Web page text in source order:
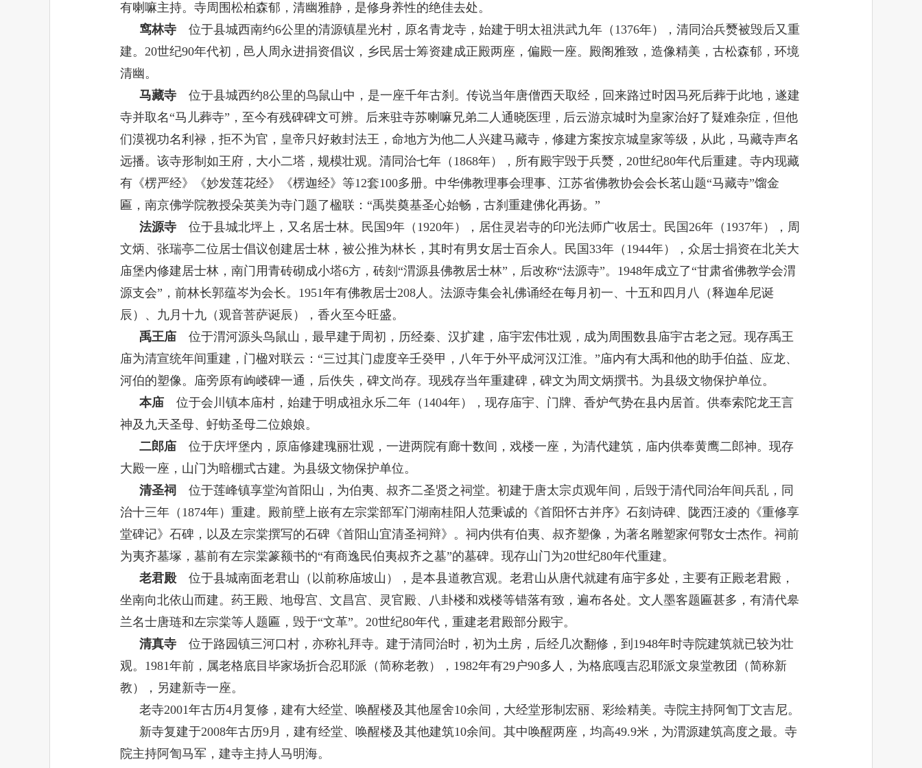
有喇嘛主持。寺周围松柏森郁，清幽雅静，是修身养性的绝佳去处。
窎林寺位于县城西南约6公里的清源镇星光村，原名青龙寺，始建于明太祖洪武九年（ 1376年），清同治兵燹被毁后又重
建。 20世纪90年代初，邑人周永进捐资倡议，乡民居士筹资建成正殿两座，偏殿一座。殿阁雅致，造像精美，古松森郁，环境
清幽。
马藏寺位于县城西约8公里的鸟鼠山中，是一座千年古刹。传说当年唐僧西天取经，回来路过时因马死后葬于此地，遂建
寺并取名“马儿葬寺”，至今有残碑碑文可辨。后来驻寺苏喇嘛兄弟二人通晓医理，后云游京城时为皇家治好了疑难杂症，但他
们漠视功名利禄，拒不为官，皇帝只好敕封法王，命地方为他二人兴建马藏寺，修建方案按京城皇家等级，从此，马藏寺声名
远播。该寺形制如王府，大小二塔，规模壮观。清同治七年（ 1868年），所有殿宇毁于兵燹， 20世纪80年代后重建。寺内现藏
有《楞严经》《妙发莲花经》《楞迦经》等12套100多册。中华佛教理事会理事、江苏省佛教协会会长茗山题“马藏寺”馏金
匾，南京佛学院教授朵英美为寺门题了楹联：“禹奘奠基圣心始畅，古刹重建佛化再扬。”
法源寺位于县城北坪上，又名居士林。民国9年（ 1920年），居住灵岩寺的印光法师广收居士。民国26年（ 1937年），周
文炳、张瑞亭二位居士倡议创建居士林，被公推为林长，其时有男女居士百余人。民国33年（ 1944年），众居士捐资在北关大
庙堡内修建居士林，南门用青砖砌成小塔6方，砖刻“渭源县佛教居士林”，后改称“法源寺”。 1948年成立了“甘肃省佛教学会渭
源支会”，前林长郭蕴岑为会长。 1951年有佛教居士208人。法源寺集会礼佛诵经在每月初一、十五和四月八（释迦牟尼诞
辰）、九月十九（观音菩萨诞辰），香火至今旺盛。
禹王庙位于渭河源头鸟鼠山，最早建于周初，历经秦、汉扩建，庙宇宏伟壮观，成为周围数县庙宇古老之冠。现存禹王
庙为清宣统年间重建，门楹对联云：“三过其门虚度辛壬癸甲，八年于外平成河汉江淮。”庙内有大禹和他的助手伯益、应龙、
河伯的塑像。庙旁原有岣嵝碑一通，后佚失，碑文尚存。现残存当年重建碑，碑文为周文炳撰书。为县级文物保护单位。
本庙位于会川镇本庙村，始建于明成祖永乐二年（ 1404年），现存庙宇、门牌、香炉气势在县内居首。供奉索陀龙王言
神及九天圣母、虸蚄圣母二位娘娘。
二郎庙位于庆坪堡内，原庙修建瑰丽壮观，一进两院有廊十数间，戏楼一座，为清代建筑，庙内供奉黄鹰二郎神。现存
大殿一座，山门为暗棚式古建。为县级文物保护单位。
清圣祠
位于莲峰镇享堂沟首阳山，为伯夷、叔齐二圣贤之祠堂。初建于唐太宗贞观年间，后毁于清代同治年间兵乱，同
治十三年（ 1874年）重建。殿前壁上嵌有左宗棠部军门湖南桂阳人范秉诚的《首阳怀古并序》石刻诗碑、陇西汪凌的《重修享
堂碑记》石碑，以及左宗棠撰写的石碑《首阳山宜清圣祠辩》。祠内供有伯夷、叔齐塑像，为著名雕塑家何鄂女士杰作。祠前
为夷齐墓塚，墓前有左宗棠篆额书的“有商逸民伯夷叔齐之墓”的墓碑。现存山门为20世纪80年代重建。
老君殿位于县城南面老君山（以前称庙坡山），是本县道教宫观。老君山从唐代就建有庙宇多处，主要有正殿老君殿，
坐南向北依山而建。药王殿、地母宫、文昌宫、灵官殿、八卦楼和戏楼等错落有致，遍布各处。文人墨客题匾甚多，有清代皋
兰名士唐琏和左宗棠等人题匾，毁于“文革”。 20世纪80年代，重建老君殿部分殿宇。
清真寺位于路园镇三河口村，亦称礼拜寺。建于清同治时，初为土房，后经几次翻修，到 1948年时寺院建筑就已较为壮
观。 1981年前，属老格底目毕家场折合忍耶派（简称老教）， 1982年有29户90多人，为格底嘎吉忍耶派文泉堂教团（简称新
教），另建新寺一座。
老寺2001年古历4月复修，建有大经堂、唤醒楼及其他屋舍10余间，大经堂形制宏丽、彩绘精美。寺院主持阿訇丁文吉尼。
新寺复建于2008年古历9月，建有经堂、唤醒楼及其他建筑10余间。其中唤醒两座，均高49.9米，为渭源建筑高度之最。寺
院主持阿訇马军，建寺主持人马明海。